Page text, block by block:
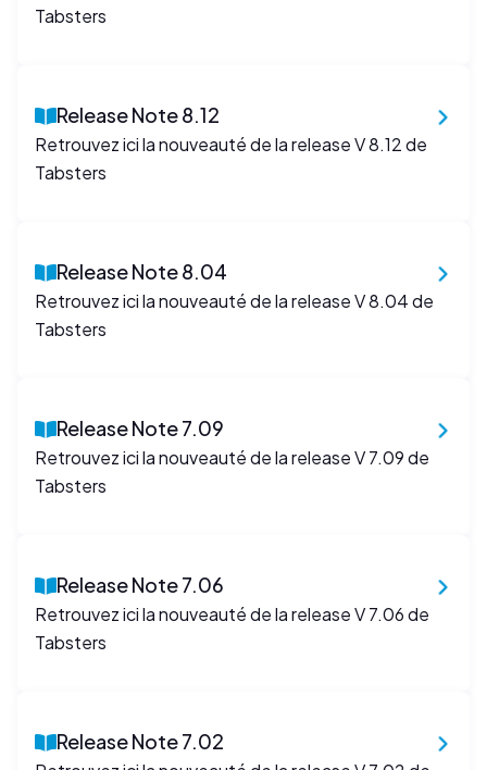
Tabsters
Release Note 8.12
Retrouvez ici la nouveauté de la release V 8.12 de
Tabsters
Release Note 8.04
Retrouvez ici la nouveauté de la release V 8.04 de
Tabsters
Release Note 7.09
Retrouvez ici la nouveauté de la release V 7.09 de
Tabsters
Release Note 7.06
Retrouvez ici la nouveauté de la release V 7.06 de
Tabsters
Release Note 7.02